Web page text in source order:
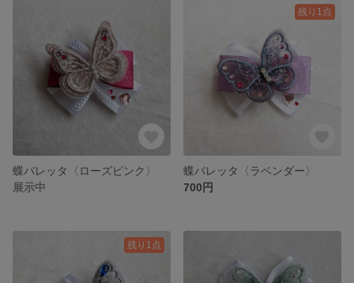
蝶バレッタ〈ローズピンク〉
展示中
残り1点
蝶バレッタ〈ラベンダー〉
700円
残り1点